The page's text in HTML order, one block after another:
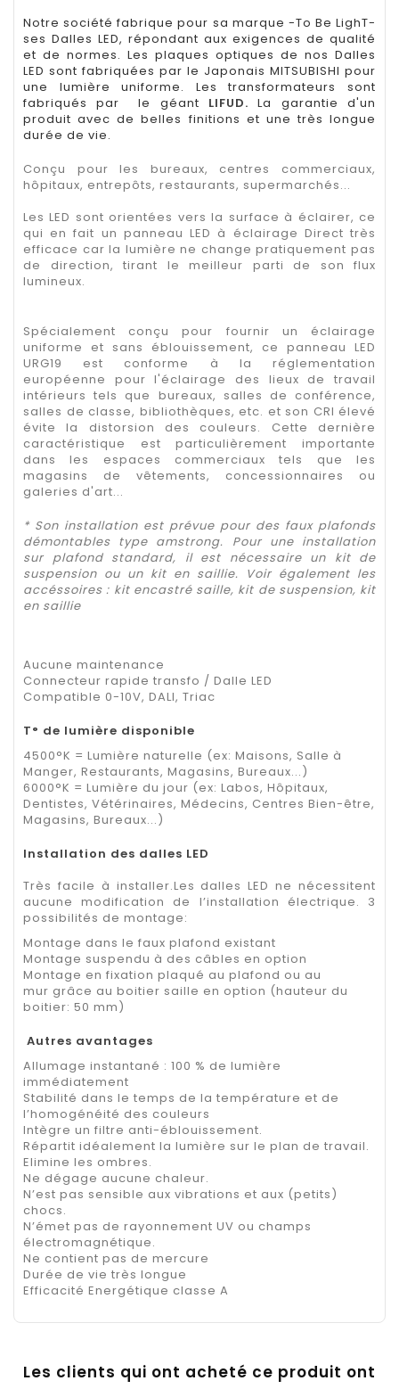
Notre société fabrique pour sa marque -To Be LighT-
ses Dalles LED, répondant aux exigences de qualité
et de normes. Les plaques optiques de nos Dalles
LED sont fabriquées par le Japonais MITSUBISHI pour
une lumière uniforme. Les transformateurs sont
fabriqués par le géant LIFUD. La garantie d'un
produit avec de belles finitions et une très longue
durée de vie.
Conçu pour les bureaux, centres commerciaux,
hôpitaux, entrepôts, restaurants, supermarchés...
Les LED sont orientées vers la surface à éclairer, ce
qui en fait un panneau LED à éclairage Direct très
efficace car la lumière ne change pratiquement pas
de direction, tirant le meilleur parti de son flux
lumineux.
Spécialement conçu pour fournir un éclairage
uniforme et sans éblouissement, ce panneau LED
URG19
est conforme à la réglementation
européenne pour l'éclairage des lieux de travail
intérieurs tels que bureaux, salles de conférence,
salles de classe, bibliothèques, etc. et son CRI élevé
évite la distorsion des couleurs. Cette dernière
caractéristique est particulièrement importante
dans les espaces commerciaux tels que les
magasins de vêtements, concessionnaires ou
galeries d'art...
* Son installation est prévue pour des faux plafonds
démontables type amstrong. Pour une installation
sur plafond standard, il est nécessaire un kit de
suspension ou un kit en saillie. Voir également les
accéssoires : kit encastré saille, kit de suspension, kit
en saillie
Aucune maintenance
Connecteur rapide transfo / Dalle LED
Compatible 0-10V, DALI, Triac
T° de lumière disponible
4500°K = Lumière naturelle (ex: Maisons, Salle à
Manger, Restaurants, Magasins, Bureaux...)
6000°K = Lumière du jour (ex: Labos, Hôpitaux,
Dentistes, Vétérinaires, Médecins, Centres Bien-être,
Magasins, Bureaux...)
Installation des dalles LED
Très facile à installer.Les dalles LED ne nécessitent
aucune modification de l’installation électrique. 3
possibilités de montage:
Montage dans le faux plafond existant
Montage suspendu à des câbles en option
Montage en fixation plaqué au plafond ou au
mur grâce au boitier saille en option (hauteur du
boitier: 50 mm)
Autres avantages
Allumage instantané : 100 % de lumière
immédiatement
Stabilité dans le temps de la température et de
l’homogénéité des couleurs
Intègre un filtre anti-éblouissement.
Répartit idéalement la lumière sur le plan de travail.
Elimine les ombres.
Ne dégage aucune chaleur.
N’est pas sensible aux vibrations et aux (petits)
chocs.
N’émet pas de rayonnement UV ou champs
électromagnétique.
Ne contient pas de mercure
Durée de vie très longue
Efficacité Energétique classe A
Les clients qui ont acheté ce produit ont